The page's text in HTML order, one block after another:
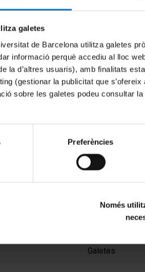
galetes
de Barcelona utilitza galetes
informació perquè accediu al lloc
la d’altres usuaris), amb finalitats
(gestionar la publicitat que
sobre les galetes podeu consultar la
Preferències
Només
Galetes